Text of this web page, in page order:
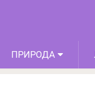
ПРИРОДА